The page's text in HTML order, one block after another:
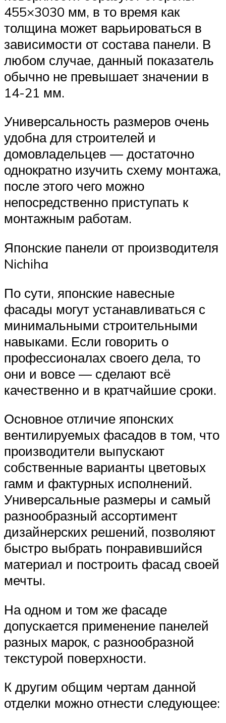
455×3030 мм, в то время как
толщина может варьироваться в
зависимости от состава панели. В
любом случае, данный показатель
обычно не превышает значении в
14-21 мм.
Универсальность размеров очень
удобна для строителей и
домовладельцев — достаточно
однократно изучить схему монтажа,
после этого чего можно
непосредственно приступать к
монтажным работам.
Японские панели от производителя
Nichiha
По сути, японские навесные
фасады могут устанавливаться с
минимальными строительными
навыками. Если говорить о
профессионалах своего дела, то
они и вовсе — сделают всё
качественно и в кратчайшие сроки.
Основное отличие японских
вентилируемых фасадов в том, что
производители выпускают
собственные варианты цветовых
гамм и фактурных исполнений.
Универсальные размеры и самый
разнообразный ассортимент
дизайнерских решений, позволяют
быстро выбрать понравившийся
материал и построить фасад своей
мечты.
На одном и том же фасаде
допускается применение панелей
разных марок, с разнообразной
текстурой поверхности.
К другим общим чертам данной
отделки можно отнести следующее: